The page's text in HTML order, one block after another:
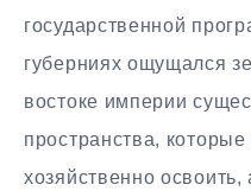
государственной
губерниях ощущался
востоке империи
пространства,
хозяйственно